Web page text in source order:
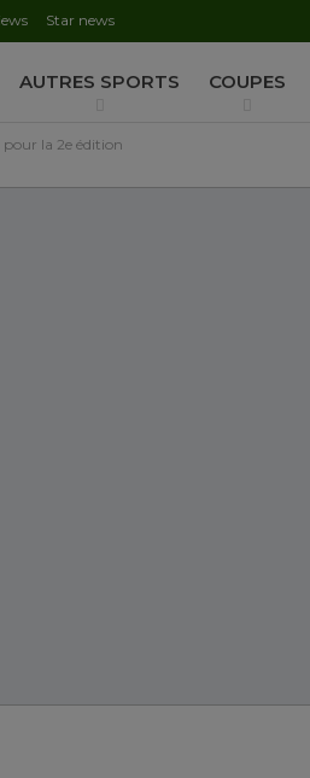
Star news
AUTRES SPORTS COUPES
la 2e édition
DE LA HAAC N°0134/